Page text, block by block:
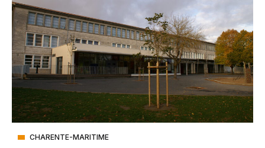
CHARENTE-MARITIME